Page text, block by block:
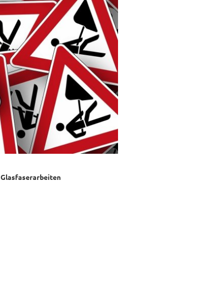
Glasfaserarbeiten